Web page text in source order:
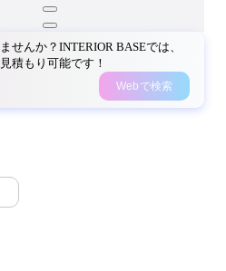
せんか？INTERIOR BASEでは、
積もり可能です！
Webで検索